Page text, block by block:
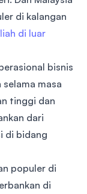
di kalangan
di luar
bisnis
masa
tinggi dan
dari
di bidang
populer di
di